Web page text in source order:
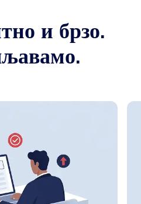
и брзо.